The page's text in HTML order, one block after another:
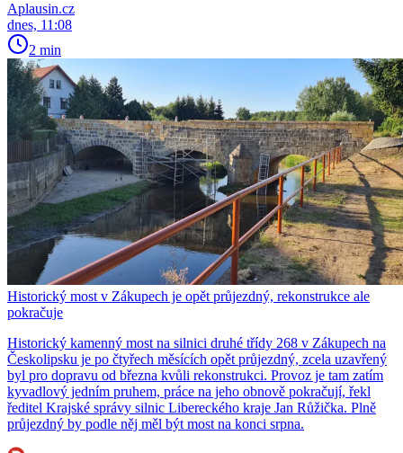
Aplausin.cz
dnes, 11:08
2 min
Historický most v Zákupech je opět průjezdný, rekonstrukce ale
pokračuje
Historický kamenný most na silnici druhé třídy 268 v Zákupech na
Českolipsku je po čtyřech měsících opět průjezdný, zcela uzavřený
byl pro dopravu od března kvůli rekonstrukci. Provoz je tam zatím
kyvadlový jedním pruhem, práce na jeho obnově pokračují, řekl
ředitel Krajské správy silnic Libereckého kraje Jan Růžička. Plně
průjezdný by podle něj měl být most na konci srpna.